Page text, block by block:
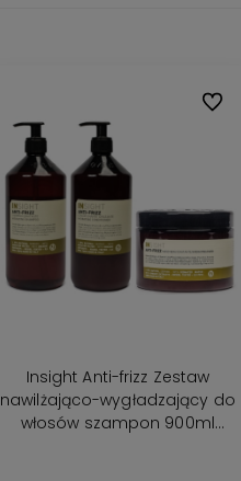
Insight Anti-frizz Zestaw
nawilżająco-wygładzający do
włosów szampon 900ml
Do